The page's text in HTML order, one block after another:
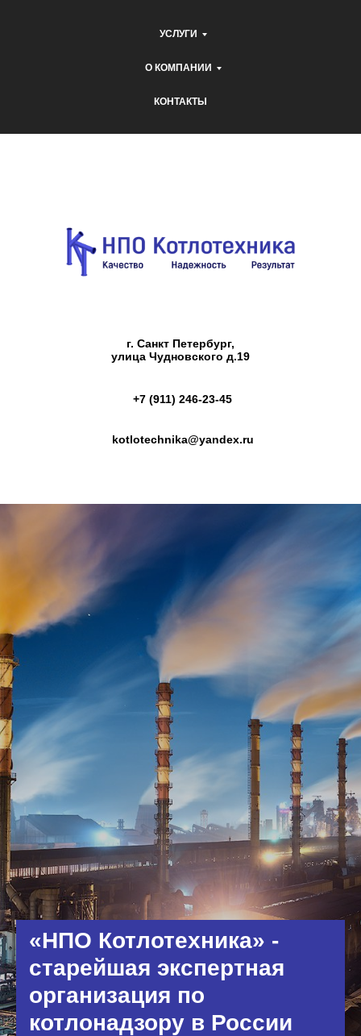
УСЛУГИ
О КОМПАНИИ
КОНТАКТЫ
г. Санкт Петербург,
улица Чудновского д.19
+7 (911) 246-23-45
kotlotechnika@yandex.ru
«НПО Котлотехника» -
старейшая экспертная
организация по
котлонадзору в России